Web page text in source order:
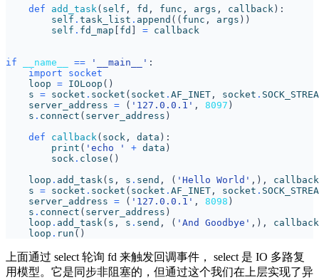
def
add_task( self , fd , func , args , callback ):
self . task_list . append (( func , args ))
self . fd_map fd = callback
if __name__ == '__main__' :
import
socket
loop = IOLoop ()
s = socket . socket ( socket . AF_INET , socket .
server_address = ( '127.0.0.1' , 8097 )
s . connect ( server_address )
def
callback( sock , data ):
print ( 'echo ' + data )
sock . close ()
loop . add_task( s , s . send , ( 'Hello World' ,),
callback
s = socket . socket ( socket . AF_INET , socket .
server_address = ( '127.0.0.1' , 8098 )
s . connect ( server_address )
loop . add_task( s , s . send , ( 'And Goodbye' ,),
callback
loop . run ()
上面通过 select 轮询 fd 来触发回调事件， select 是 IO 多路复
用模型。它是同步非阻塞的，但通过这个我们在上层实现了异